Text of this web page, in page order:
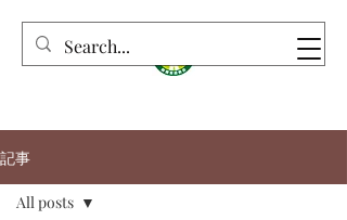
記事
All posts